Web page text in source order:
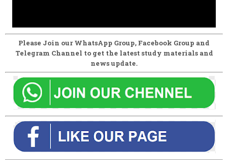
Please Join our WhatsApp Group, Facebook Group and
Telegram Channel to get the latest study materials and
news update.